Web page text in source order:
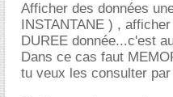
Afficher des données
INSTANTANE ) ,
DUREE donnée...c'est
Dans ce cas faut
tu veux les consulter